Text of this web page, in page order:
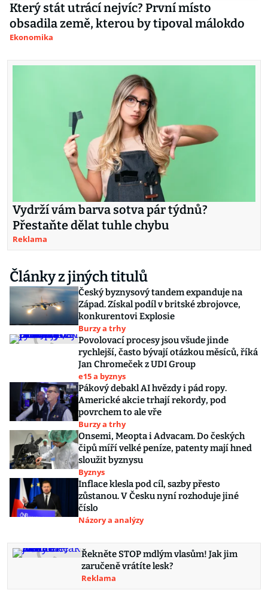
Který stát utrácí nejvíc? První místo
obsadila země, kterou by tipoval málokdo
Ekonomika
Vydrží vám barva sotva pár týdnů?
Přestaňte dělat tuhle chybu
Reklama
Články z jiných titulů
Český byznysový tandem expanduje na
Západ. Získal podíl v britské zbrojovce,
konkurentovi Explosie
Burzy a trhy
Povolovací procesy jsou všude jinde
rychlejší, často bývají otázkou měsíců, říká
Jan Chromeček z UDI Group
e15 a byznys
Pákový debakl AI hvězdy i pád ropy.
Americké akcie trhají rekordy, pod
povrchem to ale vře
Burzy a trhy
Onsemi, Meopta i Advacam. Do českých
čipů míří velké peníze, patenty mají hned
sloužit byznysu
Byznys
Inflace klesla pod cíl, sazby přesto
zůstanou. V Česku nyní rozhoduje jiné
číslo
Názory a analýzy
Řekněte STOP mdlým vlasům! Jak jim
zaručeně vrátíte lesk?
Reklama